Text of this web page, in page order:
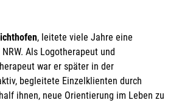
, leitete viele Jahre eine
Als Logotherapeut und
war er später in der
begleitete Einzelklienten durch
ihnen, neue Orientierung im Leben zu